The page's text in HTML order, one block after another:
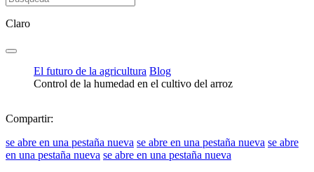
Claro
El futuro de la agricultura Blog
Control de la humedad en el cultivo del arroz
Compartir:
se abre en una pestaña nueva se abre en una pestaña nueva se abre
en una pestaña nueva se abre en una pestaña nueva